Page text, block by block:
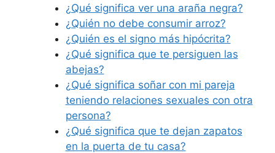
¿Qué significa ver una araña negra?
¿Quién no debe consumir arroz?
¿Quién es el signo más hipócrita?
¿Qué significa que te persiguen las
abejas?
¿Qué significa soñar con mi pareja
teniendo relaciones sexuales con otra
persona?
¿Qué significa que te dejan zapatos
en la puerta de tu casa?